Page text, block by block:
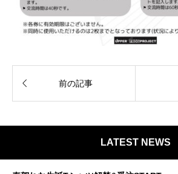
 前の記事
LATEST NEWS